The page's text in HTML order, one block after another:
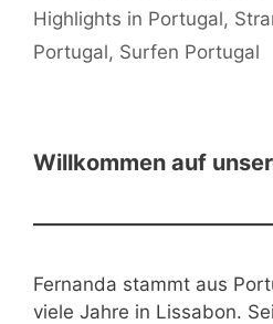
Highlights in Portugal,
Portugal, Surfen Portugal
Willkommen auf
Fernanda stammt aus
viele Jahre in Lissabon.